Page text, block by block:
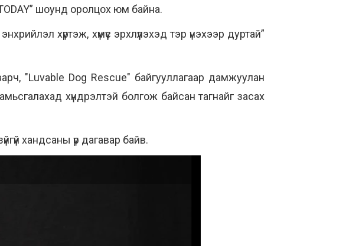
шоунд оролцох юм байна.
хүртэж, хүмүүс эрхлүүлэхэд тэр үнэхээр дуртай”
"Luvable Dog Rescue" байгууллагаар дамжуулан
хүндрэлтэй болгож байсан тагнайг засах
хандсаны үр дагавар байв.